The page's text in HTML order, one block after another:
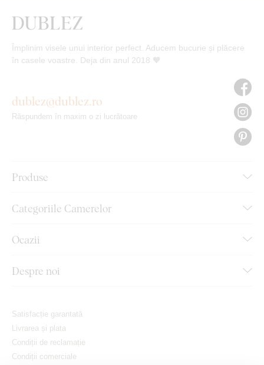
Împlinim visele unui interior perfect. Aducem bucurie și plăcere
în casele voastre. Deja din anul 2018 🧡
Produse
Categoriile Camerelor
Ocazii
Despre noi
dublez@dublez.ro
Răspundem în maxim o zi lucrătoare
Satisfacție garantată
Livrarea și plata
Condiții de reclamație
Condiții comerciale